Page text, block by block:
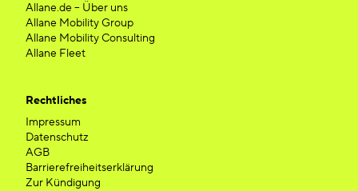
Allane.de – Über uns
Allane Mobility Group
Allane Mobility Consulting
Allane Fleet
Rechtliches
Impressum
Datenschutz
AGB
Barrierefreiheitserklärung
Zur Kündigung